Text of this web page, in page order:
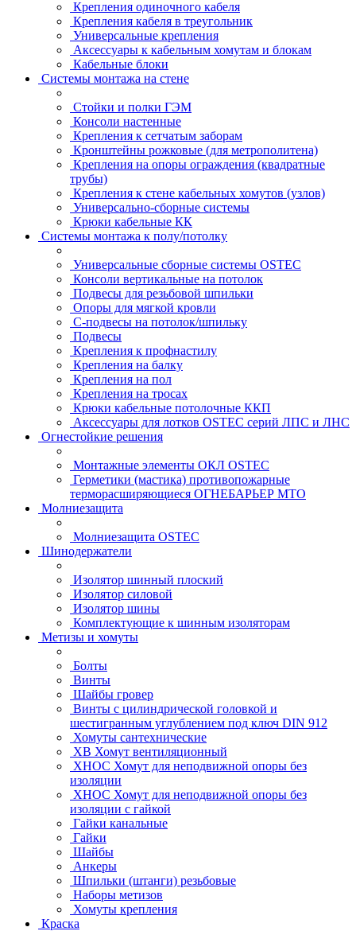
Крепления одиночного кабеля
Крепления кабеля в треугольник
Универсальные крепления
Аксессуары к кабельным хомутам и блокам
Кабельные блоки
Системы монтажа на стене
Стойки и полки ГЭМ
Консоли настенные
Крепления к сетчатым заборам
Кронштейны рожковые (для метрополитена)
Крепления на опоры ограждения (квадратные
трубы)
Крепления к стене кабельных хомутов (узлов)
Универсально-сборные системы
Крюки кабельные КК
Системы монтажа к полу/потолку
Универсальные сборные системы OSTEC
Консоли вертикальные на потолок
Подвесы для резьбовой шпильки
Опоры для мягкой кровли
С-подвесы на потолок/шпильку
Подвесы
Крепления к профнастилу
Крепления на балку
Крепления на пол
Крепления на тросах
Крюки кабельные потолочные ККП
Аксессуары для лотков OSTEC серий ЛПС и ЛНС
Огнестойкие решения
Монтажные элементы ОКЛ OSTEC
Герметики (мастика) противопожарные
терморасширяющиеся ОГНЕБАРЬЕР МТО
Молниезащита
Молниезащита OSTEC
Шинодержатели
Изолятор шинный плоский
Изолятор силовой
Изолятор шины
Комплектующие к шинным изоляторам
Метизы и хомуты
Болты
Винты
Шайбы гровер
Винты с цилиндрической головкой и
шестигранным углублением под ключ DIN 912
Хомуты сантехнические
ХВ Хомут вентиляционный
ХНОС Хомут для неподвижной опоры без
изоляции
ХНОС Хомут для неподвижной опоры без
изоляции с гайкой
Гайки канальные
Гайки
Шайбы
Анкеры
Шпильки (штанги) резьбовые
Наборы метизов
Хомуты крепления
Краска